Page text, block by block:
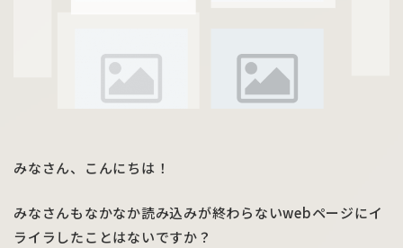
みなさん、こんにちは！
みなさんもなかなか読み込みが終わらないwebページにイ
ライラしたことはないですか？